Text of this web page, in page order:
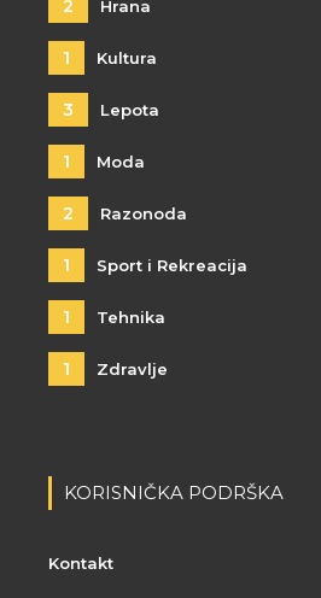
2 Hrana
1 Kultura
3 Lepota
1 Moda
2 Razonoda
1 Sport i Rekreacija
1 Tehnika
1 Zdravlje
KORISNIČKA PODRŠKA
Kontakt